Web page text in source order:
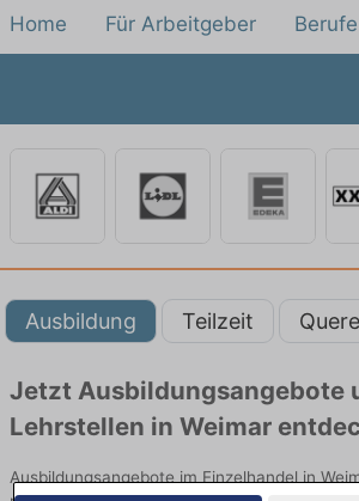
Home Für Arbeitgeber Berufe
Ausbildung Teilzeit
Jetzt Ausbildungsangebote
Lehrstellen in Weimar
Ausbildungsangebote im Einzelhandel in